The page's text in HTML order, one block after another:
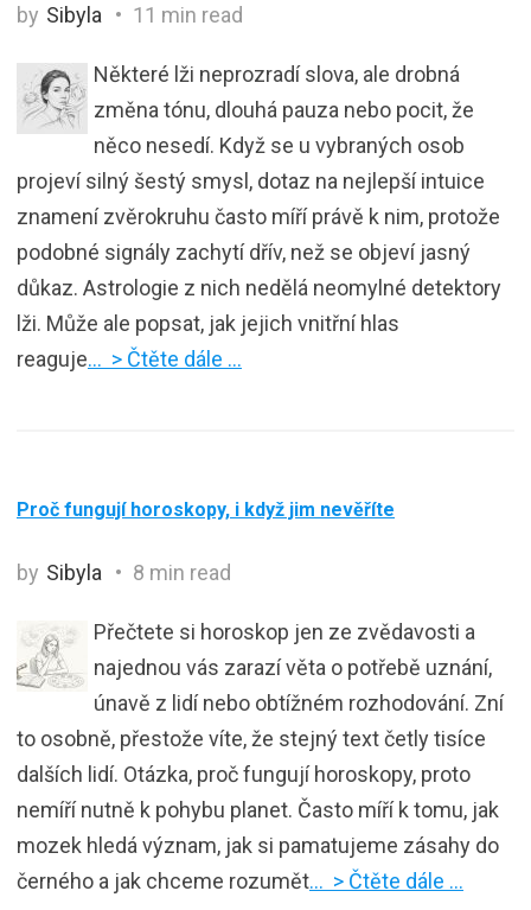
by Sibyla 11 min read
Některé lži neprozradí slova, ale drobná
změna tónu, dlouhá pauza nebo pocit, že
něco nesedí. Když se u vybraných osob
projeví silný šestý smysl, dotaz na nejlepší intuice
znamení zvěrokruhu často míří právě k nim, protože
podobné signály zachytí dřív, než se objeví jasný
důkaz. Astrologie z nich nedělá neomylné detektory
lži. Může ale popsat, jak jejich vnitřní hlas
reaguje… > Čtěte dále …
Proč fungují horoskopy, i když jim nevěříte
by Sibyla 8 min read
Přečtete si horoskop jen ze zvědavosti a
najednou vás zarazí věta o potřebě uznání,
únavě z lidí nebo obtížném rozhodování. Zní
to osobně, přestože víte, že stejný text četly tisíce
dalších lidí. Otázka, proč fungují horoskopy, proto
nemíří nutně k pohybu planet. Často míří k tomu, jak
mozek hledá význam, jak si pamatujeme zásahy do
černého a jak chceme rozumět… > Čtěte dále …